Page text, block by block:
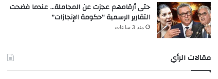
حتى أرقامهم عجزت عن المجاملة… عندما فضحت
التقارير الرسمية “حكومة الإنجازات”
منذ 3 ساعات
مقالات الرأي